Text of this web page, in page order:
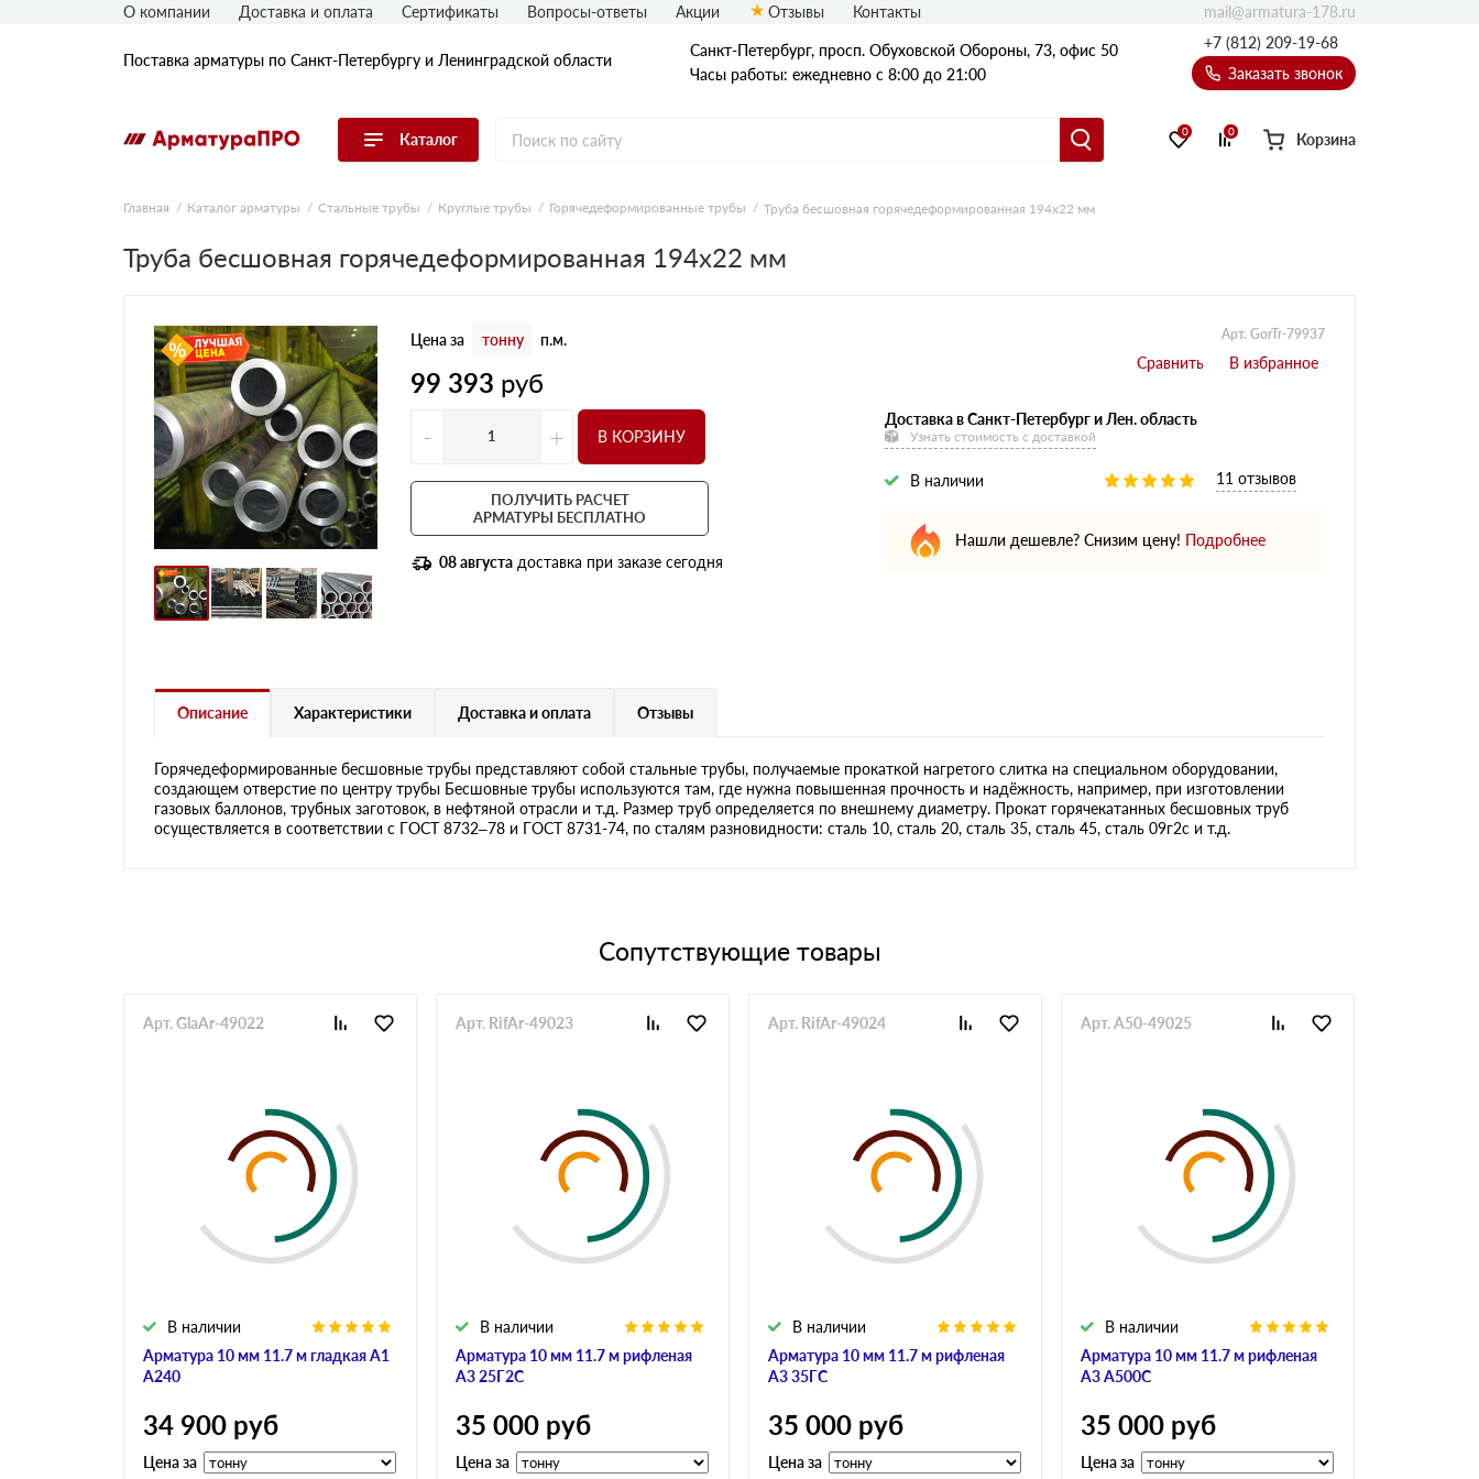
Поставка арматуры по Санкт-Петербургу и Ленинградской области
Санкт-Петербург, просп. Обуховской Обороны, 73, офис 50
Часы работы: ежедневно с 8:00 до 21:00
+7 (812) 209-19-68
Заказать звонок
Каталог
Перейти в каталог
Арматура
Катанка
Комплектующие к арматуре
Стальные трубы
0 0 Корзина
О компании Доставка и оплата Сертификаты Вопросы-ответы Акции Отзывы Контакты mail@armatura-178.ru
Главная Каталог арматуры Стальные трубы Круглые трубы Горячедеформированные трубы Труба бесшовная горячедеформированная 194х22 мм
Труба бесшовная горячедеформированная 194х22 мм
Цена за тонну п.м.
99 393 руб
Арт. GorTr-79937
- + В КОРЗИНУ
ПОЛУЧИТЬ РАСЧЕТ
АРМАТУРЫ БЕСПЛАТНО
08 августа доставка при заказе сегодня
Доставка в Санкт-Петербург и Лен. область
Узнать стоимость с доставкой
В наличии 11 отзывов
Нашли дешевле? Снизим цену! Подробнее
Описание Характеристики Доставка и оплата Отзывы
Горячедеформированные бесшовные трубы представляют собой стальные трубы, получаемые прокаткой нагретого слитка на специальном оборудовании,
создающем отверстие по центру трубы Бесшовные трубы используются там, где нужна повышенная прочность и надёжность, например, при изготовлении
газовых баллонов, трубных заготовок, в нефтяной отрасли и т.д. Размер труб определяется по внешнему диаметру. Прокат горячекатанных бесшовных труб
осуществляется в соответствии с ГОСТ 8732–78 и ГОСТ 8731-74, по сталям разновидности: сталь 10, сталь 20, сталь 35, сталь 45, сталь 09г2с и т.д.
Сопутствующие товары
Арматура 10 мм 11.7 м гладкая А1
А240
В наличии
Арт. GlaAr-49022
34 900 руб
Цена за
Арматура 10 мм 11.7 м рифленая
А3 25Г2С
В наличии
Арт. RifAr-49023
35 000 руб
Цена за
Арматура 10 мм 11.7 м рифленая
А3 35ГС
В наличии
Арт. RifAr-49024
35 000 руб
Цена за
Арматура 10 мм 11.7 м рифленая
А3 А500С
В наличии
Арт. A50-49025
35 000 руб
Цена за